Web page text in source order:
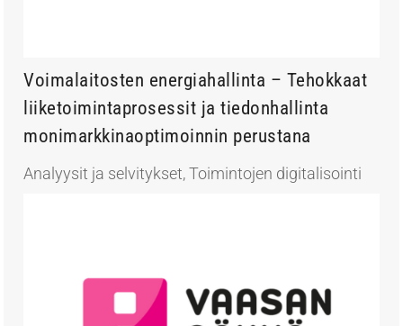
Voimalaitosten energiahallinta – Tehokkaat
liiketoimintaprosessit ja tiedonhallinta
monimarkkinaoptimoinnin perustana
Analyysit ja selvitykset,Toimintojen digitalisointi